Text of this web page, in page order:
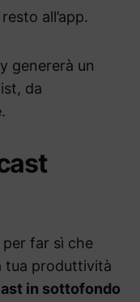
all’app.
genererà un
da
far sì che
tua produttività
in sottofondo